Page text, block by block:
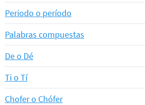
Periodo o período
Palabras compuestas
De o Dé
Ti o Tí
Chofer o Chófer